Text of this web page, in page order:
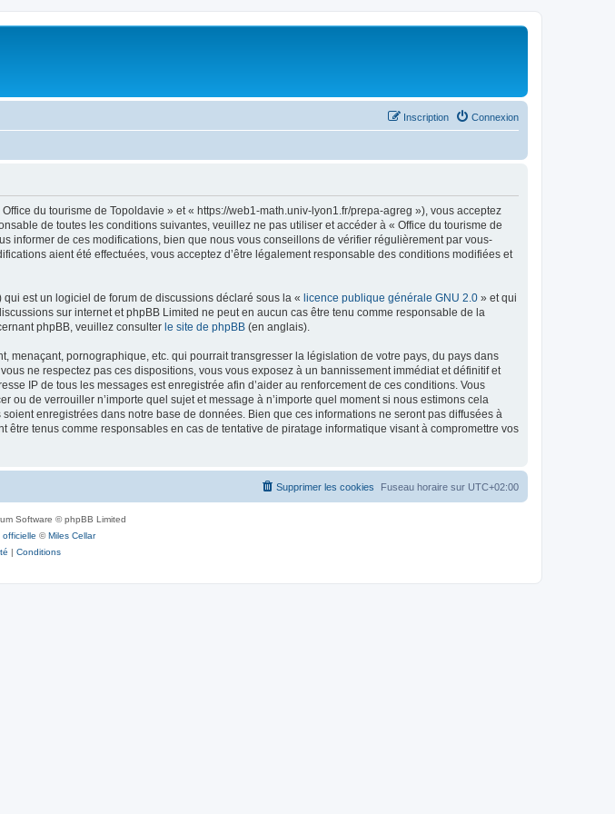
Connexion
Inscription
du tourisme de Topoldavie » et « https://web1-math.univ-lyon1.fr/prepa-agreg »), vous acceptez
de toutes les conditions suivantes, veuillez ne pas utiliser et accéder à « Office du tourisme de
informer de ces modifications, bien que nous vous conseillons de vérifier régulièrement par vous-
aient été effectuées, vous acceptez d’être légalement responsable des conditions modifiées et
est un logiciel de forum de discussions déclaré sous la « licence publique générale GNU 2.0 » et qui
sur internet et phpBB Limited ne peut en aucun cas être tenu comme responsable de la
phpBB, veuillez consulter le site de phpBB (en anglais).
pornographique, etc. qui pourrait transgresser la législation de votre pays, du pays dans
ne respectez pas ces dispositions, vous vous exposez à un bannissement immédiat et définitif et
IP de tous les messages est enregistrée afin d’aider au renforcement de ces conditions. Vous
de verrouiller n’importe quel sujet et message à n’importe quel moment si nous estimons cela
enregistrées dans notre base de données. Bien que ces informations ne seront pas diffusées à
tenus comme responsables en cas de tentative de piratage informatique visant à compromettre vos
Fuseau horaire sur UTC+02:00
Supprimer les cookies
Software © phpBB Limited
©Miles Cellar
| Conditions